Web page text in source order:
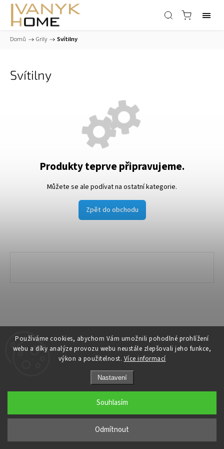
Používáme cookies, abychom Vám umožnili pohodlné prohlížení
webu a díky analýze provozu webu neustále zlepšovali jeho funkce,
výkon a použitelnost. Více informací
Nastavení
Odmítnout
Souhlasím
Domů / Grily / Svítilny
Svítilny
Produkty teprve připravujeme.
Můžete se ale podívat na ostatní kategorie.
Zpět do obchodu
Copyright 2026Ivanyk Home. Všechna práva vyhrazena.
Grafický návrh vytvořil a nakódoval Shoptak.cz